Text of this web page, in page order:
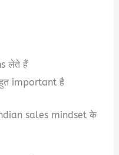
लेते हैं
important है
sales mindset के